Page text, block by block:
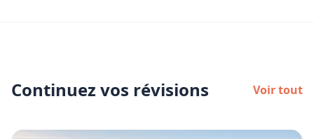
Continuez vos révisions Voir tout